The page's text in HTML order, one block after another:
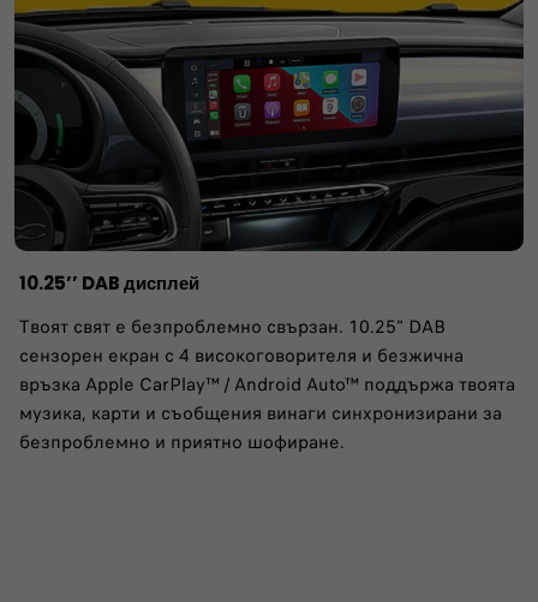
10.25’’ DAB дисплей
Твоят свят е безпроблемно свързан. 10.25" DAB
сензорен екран с 4 високоговорителя и безжична
връзка Apple CarPlay™ / Android Auto™ поддържа твоята
музика, карти и съобщения винаги синхронизирани за
безпроблемно и приятно шофиране.​